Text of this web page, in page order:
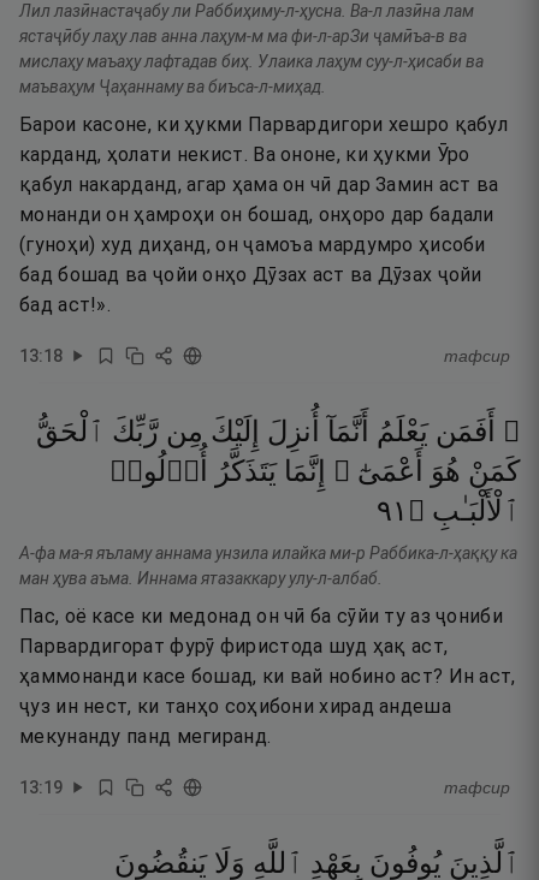
Лил лазӣнастаҷабу ли Раббиҳиму-л-ҳусна. Ва-л лазӣна лам
ястаҷӣбу лаҳу лав анна лаҳум-м ма фи-л-арЗи ҷамӣъа-в ва
мислаҳу маъаҳу лафтадав биҳ. Улаика лаҳум суу-л-ҳисаби ва
маъваҳум Ҷаҳаннаму ва биъса-л-миҳад.
Барои касоне, ки ҳукми Парвардигори хешро қабул
карданд, ҳолати некист. Ва ононе, ки ҳукми Ӯро
қабул накарданд, агар ҳама он чӣ дар Замин аст ва
монанди он ҳамроҳи он бошад, онҳоро дар бадали
(гуноҳи) худ диҳанд, он ҷамоъа мардумро ҳисоби
бад бошад ва ҷойи онҳо Дӯзах аст ва Дӯзах ҷойи
бад аст!».
13:18 тафсир
۞ أَفَمَن يَعْلَمُ أَنَّمَآ أُنزِلَ إِلَيْكَ مِن رَّبِّكَ ٱلْحَقُّ
كَمَنْ هُوَ أَعْمَىٰٓ ۚ إِنَّمَا يَتَذَكَّرُ
أُو۟لُوا۟
ٱلْأَلْبَـٰبِ ۝ ١٩
А-фа ма-я яъламу аннама унзила илайка ми-р Раббика-л-ҳаққу ка
ман ҳува аъма. Иннама ятазаккару улу-л-албаб.
Пас, оё касе ки медонад он чӣ ба сӯйи ту аз ҷониби
Парвардигорат фурӯ фиристода шуд ҳақ аст,
ҳаммонанди касе бошад, ки вай нобино аст? Ин аст,
ҷуз ин нест, ки танҳо соҳибони хирад андеша
мекунанду панд мегиранд.
13:19 тафсир
ٱلَّذِينَ يُوفُونَ بِعَهْدِ ٱللَّهِ وَلَا يَنقُضُونَ